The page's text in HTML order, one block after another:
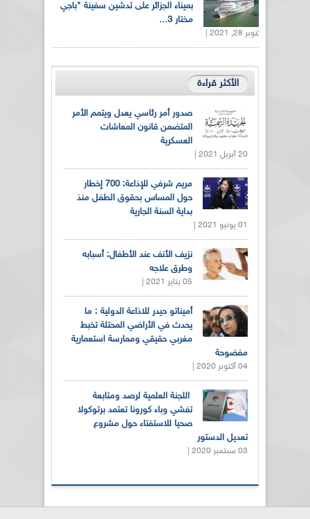
بميناء الجزائر على تدشين سفينة "باجي
مختار 3...
أكتوبر 28, 2021 |
الأكثر قراءة
صدور أمر رئاسي يعدل ويتمم الأمر
المتضمن قانون المعاشات
العسكرية
20 أبريل 2021 |
مريم شرفي للإذاعة: 700 إخطار
حول المساس بحقوق الطفل منذ
بداية السنة الجارية
01 يونيو 2021 |
نزيف الأنف عند الأطفال: أسبابه
وطرق علاجه
05 يناير 2021 |
أميناتو حيدر للاذاعة الدولية : ما
يحدث في الأراضي المحتلة تخبط
مغربي حقيقي وممارسة استعمارية
مفضوحة
04 أكتوبر 2020 |
اللجنة العلمية لرصد ومتابعة
تفشي وباء كورونا تعتمد برتوكولا
صحيا للاستفتاء حول مشروع
تعديل الدستور
03 سبتمبر 2020 |